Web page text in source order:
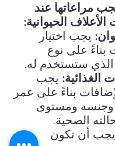
مراعاتها عند
الأعلاف الحيوانية:
يجب اختيار
بناءً على نوع
الذي ستستخدم له.
الغذائية: يجب
بناءً على عمر
وجنسه ومستوى
الصحية.
يجب أن تكون